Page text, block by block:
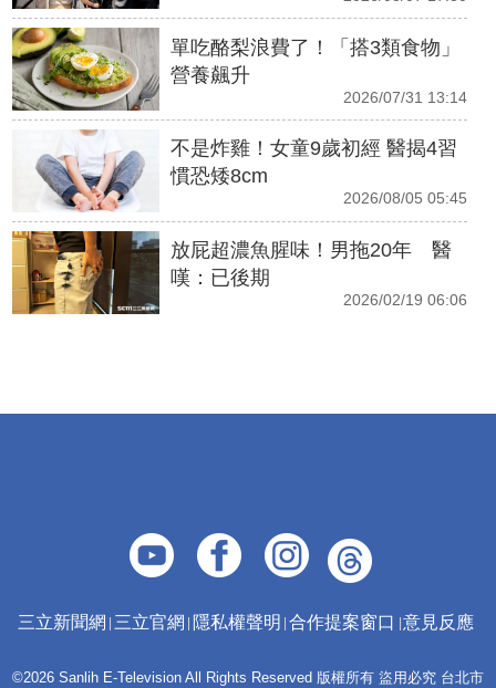
單吃酪梨浪費了！「搭3類食物」
營養飆升
2026/07/31 13:14
不是炸雞！女童9歲初經 醫揭4習
慣恐矮8cm
2026/08/05 05:45
放屁超濃魚腥味！男拖20年 醫
嘆：已後期
2026/02/19 06:06
三立新聞網 三立官網 隱私權聲明 合作提案窗口 意見反應
©2026 Sanlih E-Television All Rights Reserved 版權所有 盜用必究 台北市